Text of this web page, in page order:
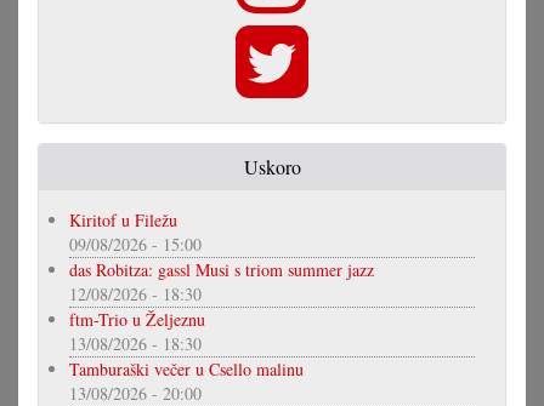
Uskoro
Kiritof u Filežu
09/08/2026 - 15:00
das Robitza: gassl Musi s triom summer jazz
12/08/2026 - 18:30
ftm-Trio u Željeznu
13/08/2026 - 18:30
Tamburaški večer u Csello malinu
13/08/2026 - 20:00